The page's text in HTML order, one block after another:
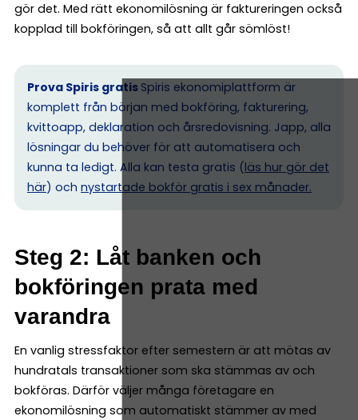
gör det. Med rätt ekonomilösning är faktureringen också
kopplad till bokföringen, så att allt går sömlöst!
Prova Spiris gratis Spiris ekonomiplattform är
komplett från början med bokföring, fakturering,
kvittoapp, deklaration och årsredovisning. Japp, alla
lösningar du behöver för att automatisera och
kunna ta ledigt. Alla kan testa gratis (läs hur gör det
här) och nystartade bokför gratis i sex månader.
Steg 2: Låt banken och
bokföringen prata med
varandra
En vanlig stressfaktor efter semestern är att mötas av
hundratals transaktioner som ska stämmas av och
bokföras. Därför väljer många företagare en
ekonomilösning som automatiskt stämmer av med